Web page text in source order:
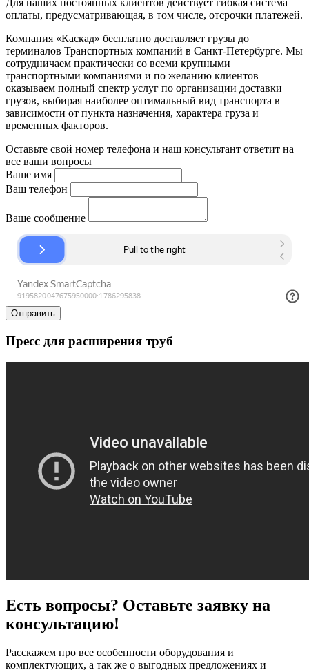
Для наших постоянных клиентов действует гибкая система
оплаты, предусматривающая, в том числе, отсрочки платежей.
Компания «Каскад» бесплатно доставляет грузы до
терминалов Транспортных компаний в Санкт-Петербурге. Мы
сотрудничаем практически со всеми крупными
транспортными компаниями и по желанию клиентов
оказываем полный спектр услуг по организации доставки
грузов, выбирая наиболее оптимальный вид транспорта в
зависимости от пункта назначения, характера груза и
временных факторов.
Оставьте свой номер телефона и наш консультант ответит на
все ваши вопросы
Ваше имя
Ваш телефон
Ваше сообщение
Отправить
Пресс для расширения труб
Есть вопросы? Оставьте заявку на
консультацию!
Расскажем про все особенности оборудования и
комплектующих, а так же о выгодных предложениях и